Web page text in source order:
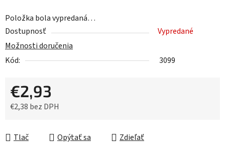
Položka bola vypredaná…
Dostupnosť
Vypredané
Možnosti doručenia
Kód:
3099
€2,93
€2,38 bez DPH
Tlač
Opýtať sa Zdieľať